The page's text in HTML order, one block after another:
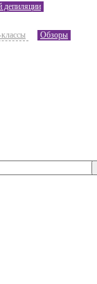
депиляции
Обзоры